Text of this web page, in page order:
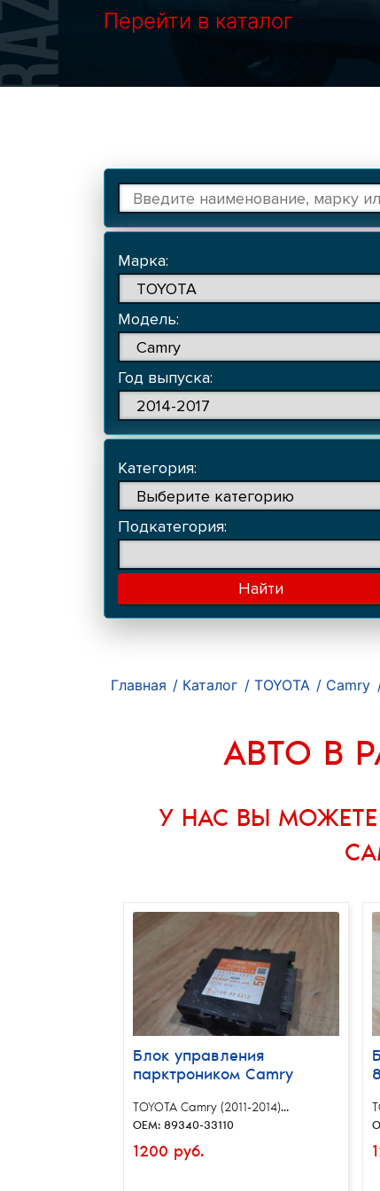
Перейти в каталог
Марка:
Модель:
Год выпуска:
Категория:
Подкатегория:
Найти
Главная Каталог TOYOTA Camry
АВТО В
У НАС ВЫ МОЖЕТЕ
Блок управления
парктроником Camry
TOYOTA Camry (2011-2014)...
OEM: 89340-33110
1200 руб.